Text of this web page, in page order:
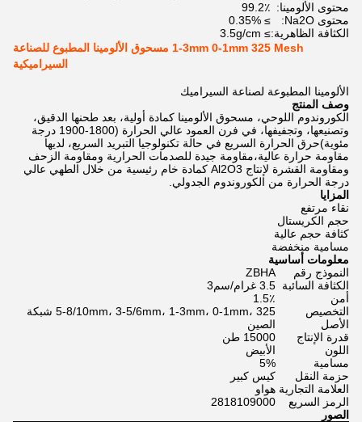
محتوى الألومينا: 99.2٪
محتوى Na2O:
≥ 0.35%
الكثافة الظاهرية:≥ 3.5g/cm
1-3mm 0-1mm 325 Mesh مسحوق الألومينا المطبوع للصناعة
السيراميكية
الألومينا المطبوعة لصناعة السيراميك
وصف المنتج
الكوروندوم اللوحي، مسحوق الألومينا كمادة أولية، بعد طحنها الدقيق،
وتصنيعها، وتجفيفها، في فرن العمود عالي الحرارة (1800-1900 درجة
مئوية)حرق الحرارة السريع في حالة تكنولوجيا التبريد السريع، لديها
مقاومة حرارة عالية،مقاومة جيدة للصدمات الحرارية ومقاومة الزحف
ومقاومة القشرة لإنتاج Al2O3 كمادة خام رئيسية من خلال الطهي عالي
درجة الحرارة من الكوروندوم الجدولي.
المزايا
نقاء مرتفع
حجم الكريستال
كثافة حجم عالية
مسامية منخفضة
معلومات أساسية
النموذج رقم
ZBHA
الكثافة السائبة 3.5 غرام/سم3
أمن
1.5٪
التخصيص
5-8/10mm، 3-5/6mm، 1-3mm، 0-1mm، 325 شبكة
الأصل
الصين
قدرة الإنتاج
15000 طن
اللون
الأبيض
مسامية
5%
حزمة النقل
كيس كبير
العلامة التجارية هواو
الرمز السريع
2818109000
الصور